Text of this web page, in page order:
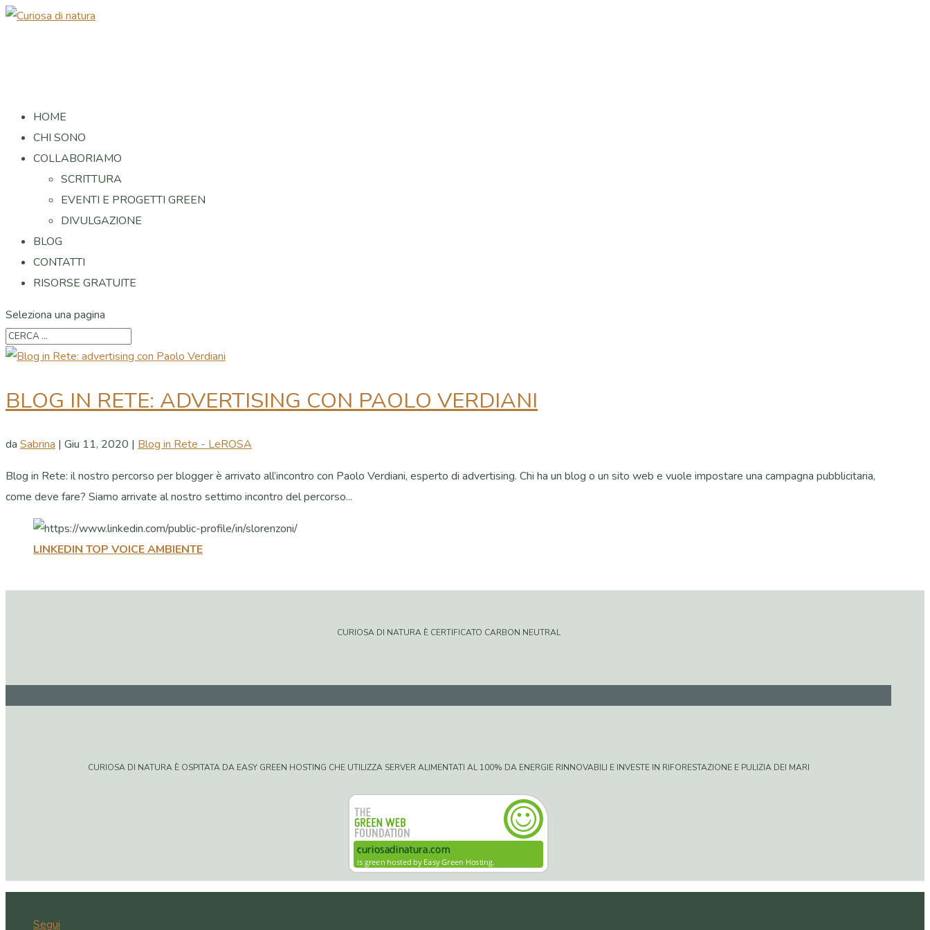
HOME
CHI SONO
COLLABORIAMO
SCRITTURA
EVENTI E PROGETTI GREEN
DIVULGAZIONE
BLOG
CONTATTI
RISORSE GRATUITE
Seleziona una pagina
BLOG IN RETE: ADVERTISING CON PAOLO VERDIANI
da Sabrina | Giu 11, 2020 | Blog in Rete - LeROSA
Blog in Rete: il nostro percorso per blogger è arrivato all’incontro con Paolo Verdiani, esperto di advertising. Chi ha un blog o un sito web e vuole impostare una campagna pubblicitaria,
come deve fare? Siamo arrivate al nostro settimo incontro del percorso...
LINKEDIN TOP VOICE AMBIENTE
CURIOSA DI NATURA È CERTIFICATO CARBON NEUTRAL
CURIOSA DI NATURA È OSPITATA DA EASY GREEN HOSTING CHE UTILIZZA SERVER ALIMENTATI AL 100% DA ENERGIE RINNOVABILI E INVESTE IN RIFORESTAZIONE E PULIZIA DEI MARI
Segui